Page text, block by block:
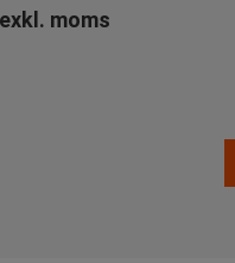
exkl. moms